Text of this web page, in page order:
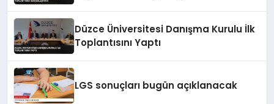
Düzce Üniversitesi Danışma Kurulu İlk
Toplantısını Yaptı
LGS sonuçları bugün açıklanacak